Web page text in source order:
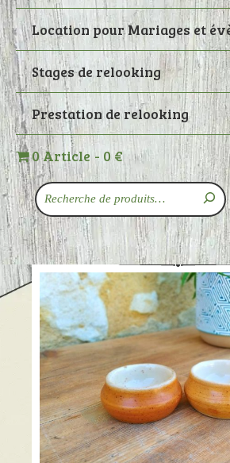
Location pour Mariages et
Stages de relooking
Prestation de relooking
0 Article 0 €